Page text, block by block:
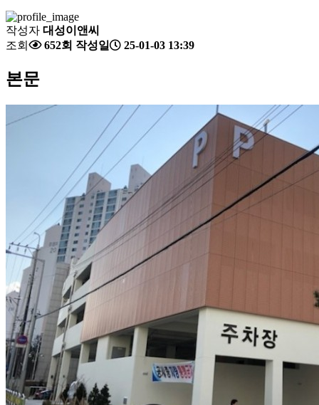
작성자 대성이앤씨
조회
652회 작성일 25-01-03 13:39
본문